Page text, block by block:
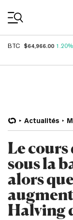
BTC $64,966.00 1.20%
Actualités
Le
sous la
alors
Halving